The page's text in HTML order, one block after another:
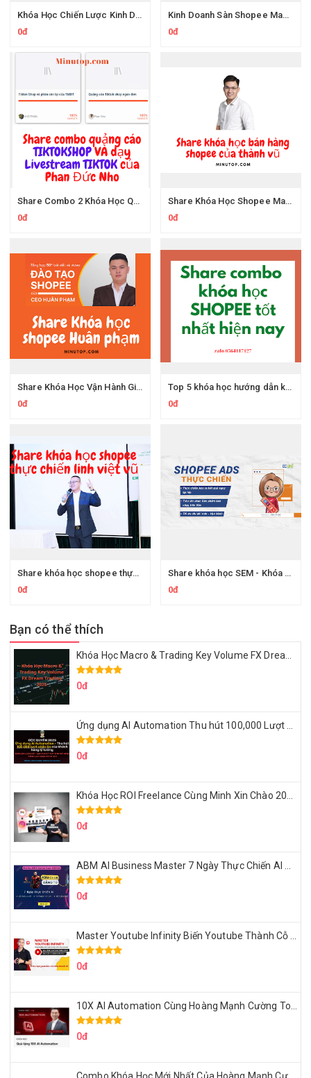
Khóa Học Chiến Lược Kinh Doanh Sàn TMĐT 2024
0đ
Kinh Doanh Sàn Shopee Max Chuyên Sâu A-Z
0đ
Share Combo 2 Khóa Học Quảng Cáo Tiktokshop Của Phan Đức Nho Kinhdoanh7ngay
0đ
Share Khóa Học Shopee Mastermind - Kinh Doanh Shopee Bài Bản Từ Gốc Rễ Của Thành Vũ
0đ
Share Khóa Học Vận Hành Gian Hàng Master Shopee Của Huân Phạm Lameco
0đ
Top 5 khóa học hướng dẫn kinh doanh trên shopee tốt nhất hiện nay - Share combo khóa học kinh doanh trên sàn thương mại điện tử
0đ
Share khóa học shopee thực chiến 100 đơn/ngày của học viện shopee Vũ Việt Linh
0đ
Share khóa học SEM - Khóa học shopee elite merchant - Đào tạo chuyên sâu cho nhà bán hàng shopee của DC GROUP
0đ
Bạn có thể thích
0đ
0đ
0đ
0đ
0đ
0đ